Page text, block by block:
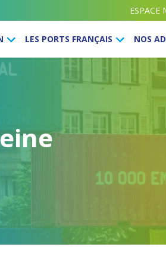
ESPACE
LES PORTS FRANÇAIS NOS